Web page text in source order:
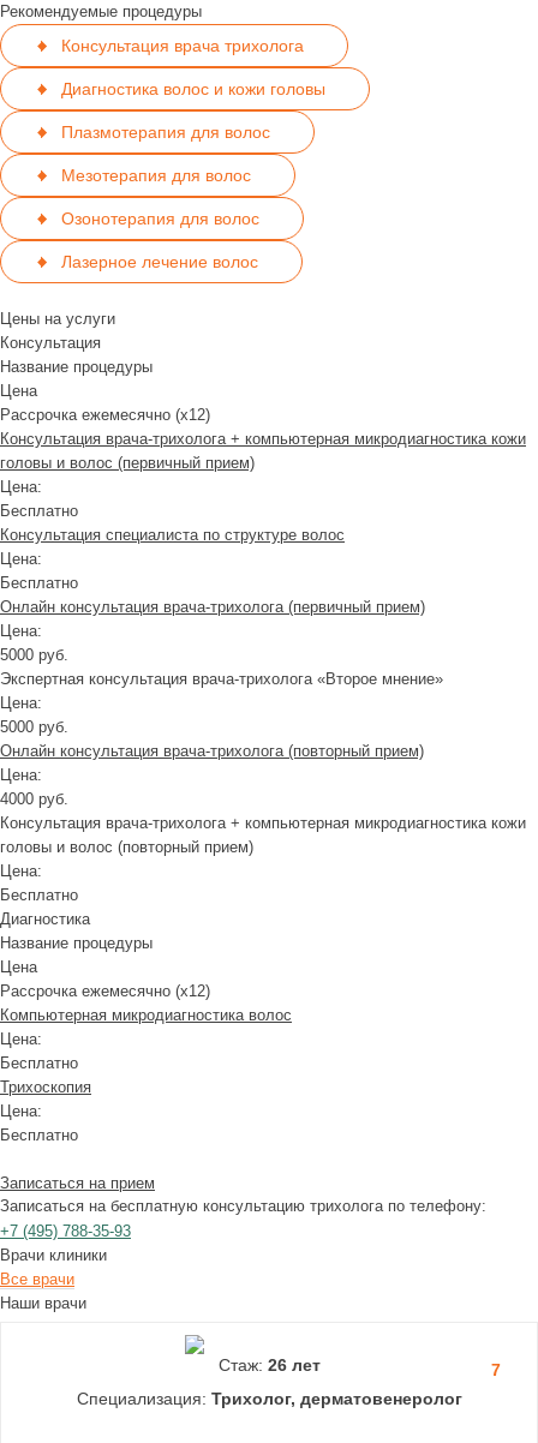
Рекомендуемые процедуры
Консультация врача трихолога
Диагностика волос и кожи головы
Плазмотерапия для волос
Мезотерапия для волос
Озонотерапия для волос
Лазерное лечение волос
Цены на услуги
Консультация
Название процедуры
Цена
Рассрочка ежемесячно (x12)
Консультация врача-трихолога + компьютерная микродиагностика кожи
головы и волос (первичный прием)
Цена:
Бесплатно
Консультация специалиста по структуре волос
Цена:
Бесплатно
Онлайн консультация врача-трихолога (первичный прием)
Цена:
5000 руб.
Экспертная консультация врача-трихолога «Второе мнение»
Цена:
5000 руб.
Онлайн консультация врача-трихолога (повторный прием)
Цена:
4000 руб.
Консультация врача-трихолога + компьютерная микродиагностика кожи
головы и волос (повторный прием)
Цена:
Бесплатно
Диагностика
Название процедуры
Цена
Рассрочка ежемесячно (x12)
Компьютерная микродиагностика волос
Цена:
Бесплатно
Трихоскопия
Цена:
Бесплатно
Записаться на прием
Записаться на бесплатную консультацию трихолога по телефону:
+7 (495) 788-35-93
Врачи клиники
Все врачи
Наши врачи
7
Стаж: 26 лет
Специализация: Трихолог, дерматовенеролог